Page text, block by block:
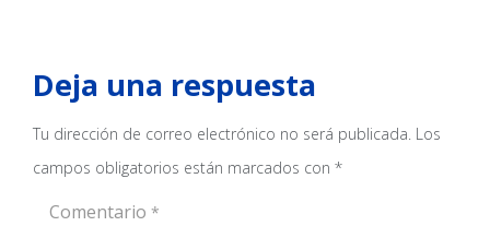
Deja una respuesta
Tu dirección de correo electrónico no será publicada. Los
campos obligatorios están marcados con *
Comentario *